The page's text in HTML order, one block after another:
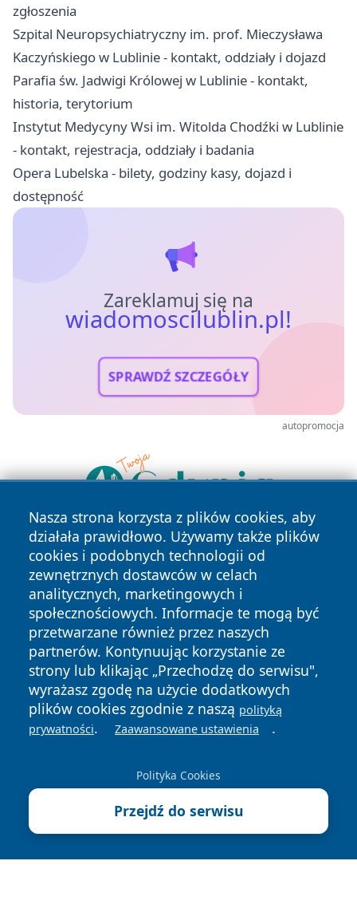
zgłoszenia
Szpital Neuropsychiatryczny im. prof. Mieczysława
Kaczyńskiego w Lublinie - kontakt, oddziały i dojazd
Parafia św. Jadwigi Królowej w Lublinie - kontakt,
historia, terytorium
Instytut Medycyny Wsi im. Witolda Chodźki w Lublinie
- kontakt, rejestracja, oddziały i badania
Opera Lubelska - bilety, godziny kasy, dojazd i
dostępność
Zareklamuj się na
wiadomoscilublin.pl!
SPRAWDŹ SZCZEGÓŁY
autopromocja
Nasza strona korzysta z plików cookies, aby
działała prawidłowo. Używamy także plików
cookies i podobnych technologii od
zewnętrznych dostawców w celach
analitycznych, marketingowych i
społecznościowych. Informacje te mogą być
przetwarzane również przez naszych
partnerów. Kontynuując korzystanie ze
strony lub klikając „Przechodzę do serwisu",
wyrażasz zgodę na użycie dodatkowych
plików cookies zgodnie z naszą polityką
prywatności. Zaawansowane ustawienia .
Polityka Cookies
Przejdź do serwisu
Copyright © 2026 wiadomoscilublin.pl Wszystkie prawa
zastrzeżone.
News Autorzy
Polityka
Prywatności
Polityka
Cookies